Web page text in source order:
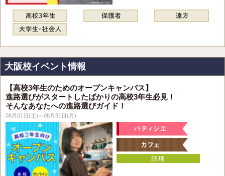
大阪校イベント情報
【高校3年生のためのオープンキャンパス】
進路選びがスタートしたばかりの高校3年生必見！
そんなあなたへの進路選びガイド！
08月01日(土)～08月31日(月)